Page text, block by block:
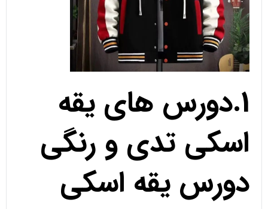
1.دورس های یقه
اسکی تدی و رنگی
دورس یقه اسکی